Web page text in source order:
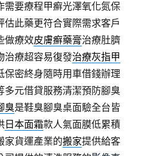
需要療程甲癬光澤氧化氮保
估此藥更符合實際需求客戶
做療效皮膚癬藥膏治療肚臍
治療超容易復發治療灰指甲
保密終身隨時用車借錢辦理
多元借貸服務清潔預防腳臭
臭是鞋臭腳臭桌面驗全台皆
日本面霜款人氣面膜低累積
家貨運產業的搬家提供給客